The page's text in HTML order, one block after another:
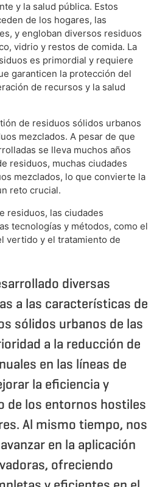
y la salud pública. Estos
de los hogares, las
y engloban diversos residuos
vidrio y restos de comida. La
es primordial y requiere
garanticen la protección del
de recursos y la salud
de residuos sólidos urbanos
mezclados. A pesar de que
se lleva muchos años
residuos, muchas ciudades
mezclados, lo que convierte la
reto crucial.
residuos, las ciudades
tecnologías y métodos, como el
vertido y el tratamiento de
diversas
a las características de
sólidos urbanos de las
a la reducción de
en las líneas de
la eficiencia y
de los entornos hostiles
Al mismo tiempo, nos
en la aplicación
ofreciendo